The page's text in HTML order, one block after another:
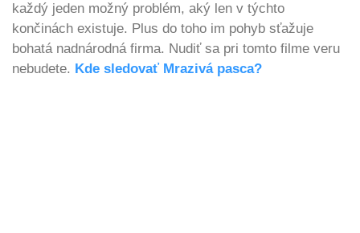
každý jeden možný problém, aký len v týchto
končinách existuje. Plus do toho im pohyb sťažuje
bohatá nadnárodná firma. Nudiť sa pri tomto filme veru
nebudete. Kde sledovať Mrazivá pasca?